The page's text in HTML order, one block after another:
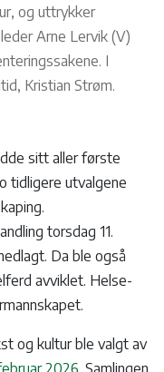
og uttrykker
Arne Lervik (V)
I
Kristian Strøm.
sitt aller første
tidligere utvalgene
torsdag 11.
Da ble også
avviklet. Helse-
og kultur ble valgt av
2026. Samlingen